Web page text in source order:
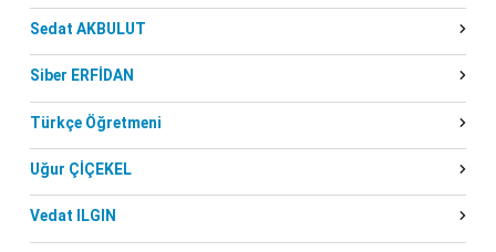
Sedat AKBULUT
Siber ERFİDAN
Türkçe Öğretmeni
Uğur ÇİÇEKEL
Vedat ILGIN